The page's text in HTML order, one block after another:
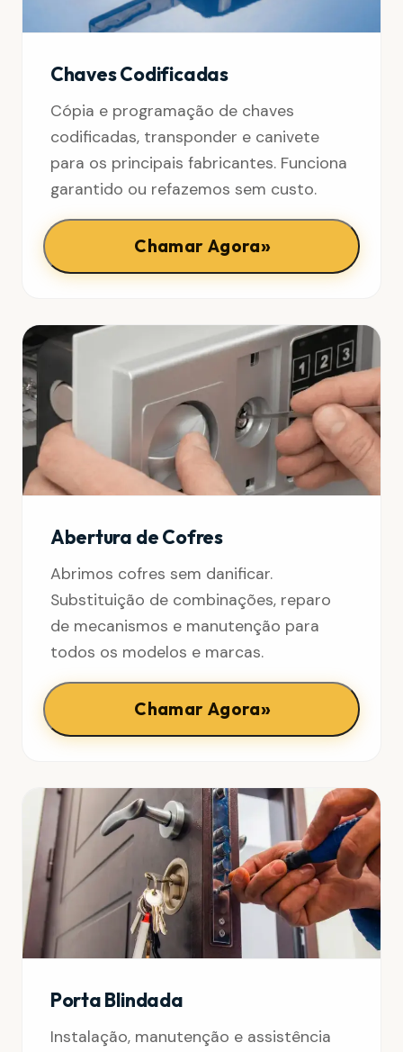
Chaves Codificadas
Cópia e programação de chaves
codificadas, transponder e canivete
para os principais fabricantes. Funciona
garantido ou refazemos sem custo.
Chamar Agora»
Abertura de Cofres
Abrimos cofres sem danificar.
Substituição de combinações, reparo
de mecanismos e manutenção para
todos os modelos e marcas.
Chamar Agora»
Porta Blindada
Instalação, manutenção e assistência